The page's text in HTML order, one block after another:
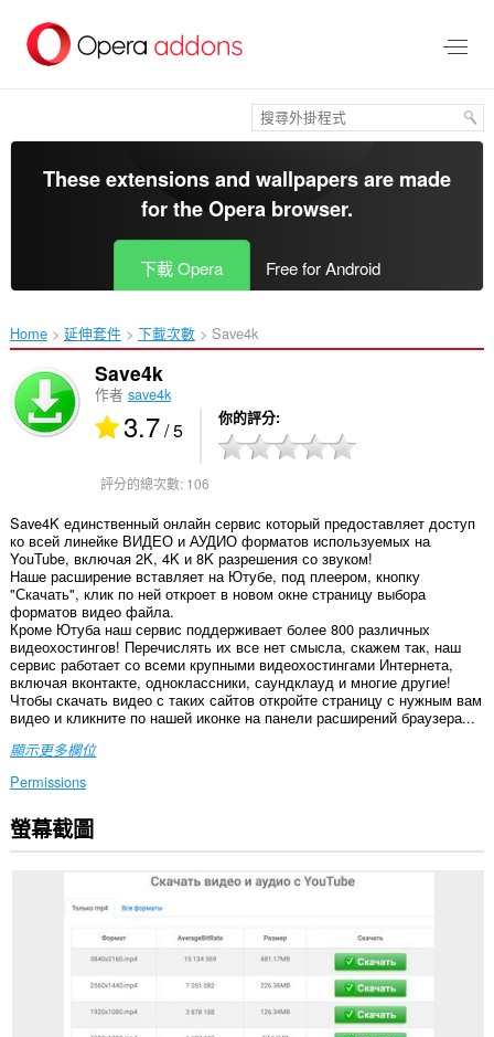
區
These extensions and wallpapers are made
for theOpera browser.
下載 Opera Free for Android
Home 延伸套件 下載次數 Save4k‎
Save4k
作者 save4k
3.7/ 5 你的評分
評分的總次數: 106
Save4K единственный онлайн сервис который предоставляет доступ
ко всей линейке ВИДЕО и АУДИО форматов используемых на
YouTube, включая 2K, 4K и 8K разрешения со звуком!
Наше расширение вставляет на Ютубе, под плеером, кнопку
"Скачать", клик по ней откроет в новом окне страницу выбора
форматов видео файла.
Кроме Ютуба наш сервис поддерживает более 800 различных
видеохостингов! Перечислять их все нет смысла, скажем так, наш
сервис работает со всеми крупными видеохостингами Интернета,
включая вконтакте, одноклассники, саундклауд и многие другие!
Чтобы скачать видео с таких сайтов откройте страницу с нужным вам
видео и кликните по нашей иконке на панели расширений браузера...
顯示更多欄位
Permissions
這
個
螢幕截圖